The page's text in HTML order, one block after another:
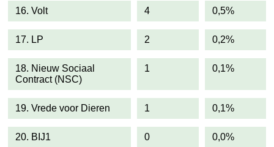
16. Volt 4 0,5%
17. LP 2 0,2%
18. Nieuw Sociaal
Contract (NSC)
1 0,1%
19. Vrede voor Dieren 1 0,1%
20. BIJ1 0 0,0%